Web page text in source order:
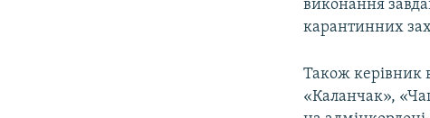
виконання
карантинних
Також керівник
«Каланчак»,